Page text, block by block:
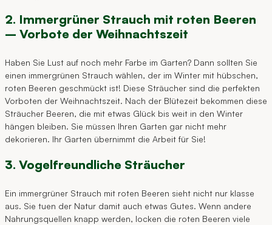
2. Immergrüner Strauch mit roten Beeren
– Vorbote der Weihnachtszeit
Haben Sie Lust auf noch mehr Farbe im Garten? Dann sollten Sie
einen immergrünen Strauch wählen, der im Winter mit hübschen,
roten Beeren geschmückt ist! Diese Sträucher sind die perfekten
Vorboten der Weihnachtszeit. Nach der Blütezeit bekommen diese
Sträucher Beeren, die mit etwas Glück bis weit in den Winter
hängen bleiben. Sie müssen Ihren Garten gar nicht mehr
dekorieren. Ihr Garten übernimmt die Arbeit für Sie!
3. Vogelfreundliche Sträucher
Ein immergrüner Strauch mit roten Beeren sieht nicht nur klasse
aus. Sie tuen der Natur damit auch etwas Gutes. Wenn andere
Nahrungsquellen knapp werden, locken die roten Beeren viele